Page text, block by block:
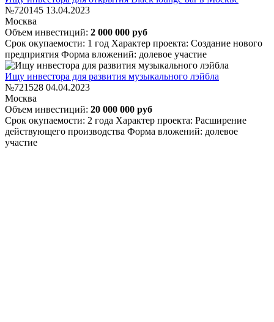
№720145 13.04.2023
Москва
Объем инвестиций: 2 000 000 руб
Срок окупаемости: 1 год Характер проекта: Создание нового
предприятия Форма вложений: долевое участие
Ищу инвестора для развития музыкального лэйбла
№721528 04.04.2023
Москва
Объем инвестиций: 20 000 000 руб
Срок окупаемости: 2 года Характер проекта: Расширение
действующего производства Форма вложений: долевое
участие